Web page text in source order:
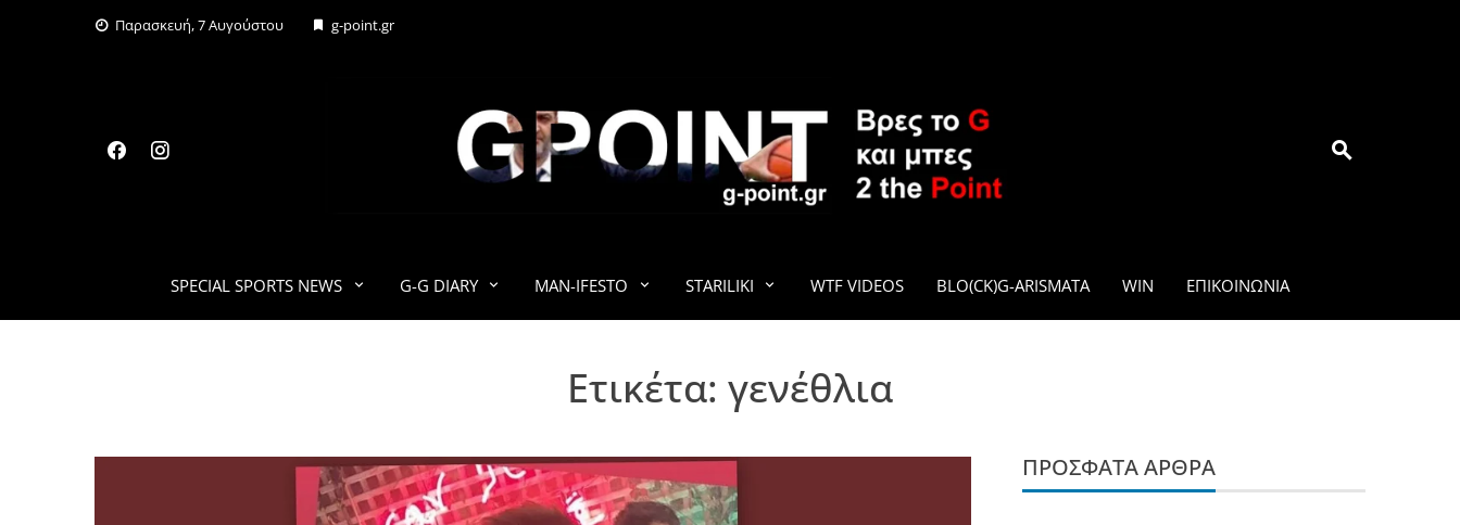
Παρασκευή, 7 Αυγούστου g-point.gr
G-POINT.GR
SPECIAL SPORTS NEWS G-G DIARY MAN-IFESTO STARILIKI WTF VIDEOS BLO(CK)G-ARISMATA WIN ΕΠΙΚΟΙΝΩΝΊΑ
Ετικέτα: γενέθλια
ΠΡΌΣΦΑΤΑ ΆΡΘΡΑ